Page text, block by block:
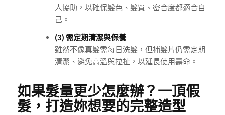
人協助，以確保髮色、髮質、密合度都適合自
己。
(3) 需定期清潔與保養
雖然不像真髮需每日洗髮，但補髮片仍需定期
清潔、避免高溫與拉扯，以延長使用壽命。
如果髮量更少怎麼辦？一頂假
髮，打造妳想要的完整造型